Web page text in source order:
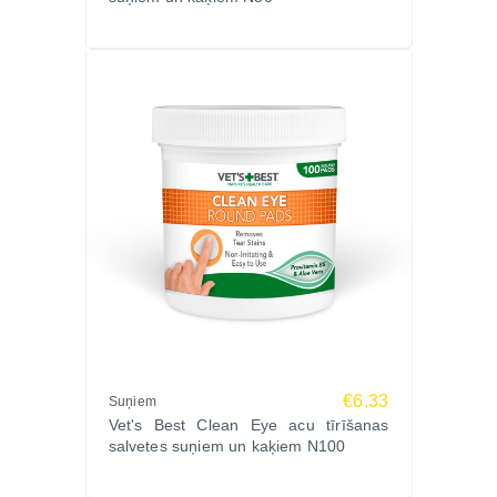
Suņiem €6.33
Vet's Best Clean Eye acu tīrīšanas
salvetes suņiem un kaķiem N100